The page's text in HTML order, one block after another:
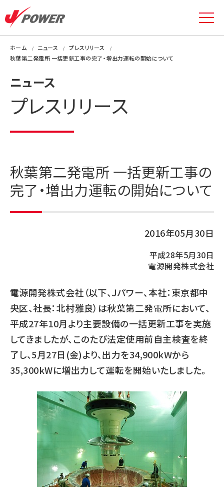
ホーム ニュース
プレスリリース
秋葉第二発電所 一括更新工事の完了・増出力運転の開始について
ニュース
プレスリリース
秋葉第二発電所 一括更新工事の
完了・増出力運転の開始について
2016年05月30日
平成28年5月30日
電源開発株式会社
電源開発株式会社（以下、Ｊパワー、本社：東京都中
央区、社長：北村雅良）は秋葉第二発電所において、
平成27年10月より主要設備の一括更新工事を実施
してきましたが、このたび法定使用前自主検査を終
了し、5月27日(金)より、出力を34,900kWから
35,300kWに増出力して運転を開始いたしました。